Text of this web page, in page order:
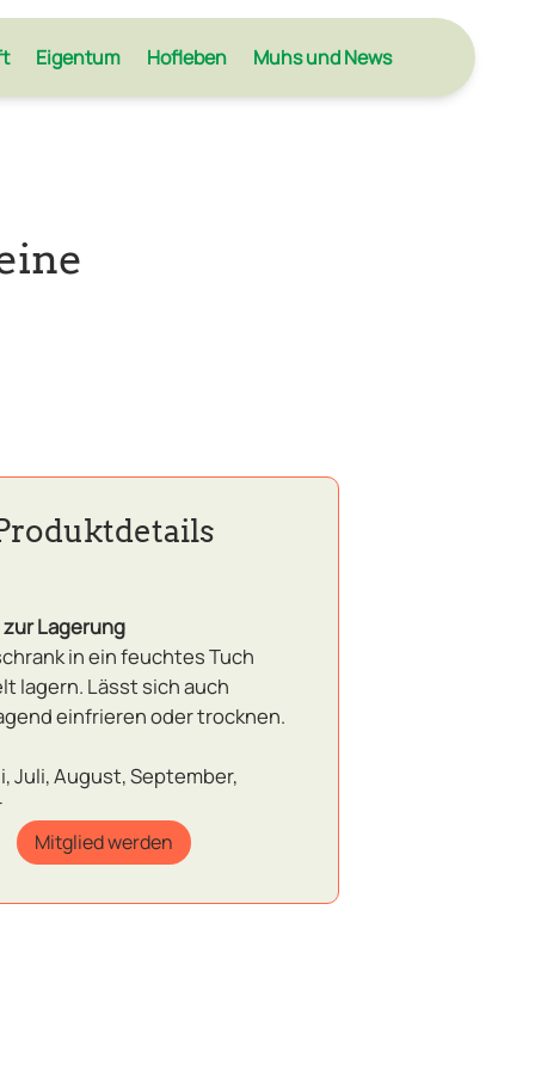
Eigentum Hofleben Muhs und News
Lagerung
in ein feuchtes Tuch
lagern. Lässt sich auch
einfrieren oder trocknen.
Juli, August, September,
Mitglied werden